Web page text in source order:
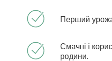
Перший
Смачні і
родини.